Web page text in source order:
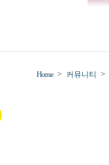
Home > 커뮤니티 >